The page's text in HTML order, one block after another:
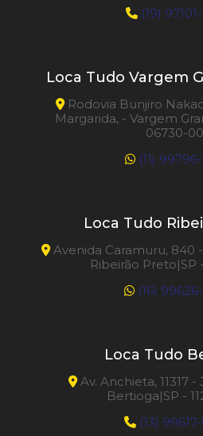
(19)
Loca Tudo Vargem
Rodovia Bunjiro
Margarida, - Vargem
06730-
(11)
Loca Tudo
Avenida Caramuru, 840
Ribeirão Preto|SP
(16)
Loca Tudo
Av. Anchieta, 11317
Bertioga|SP -
(13)